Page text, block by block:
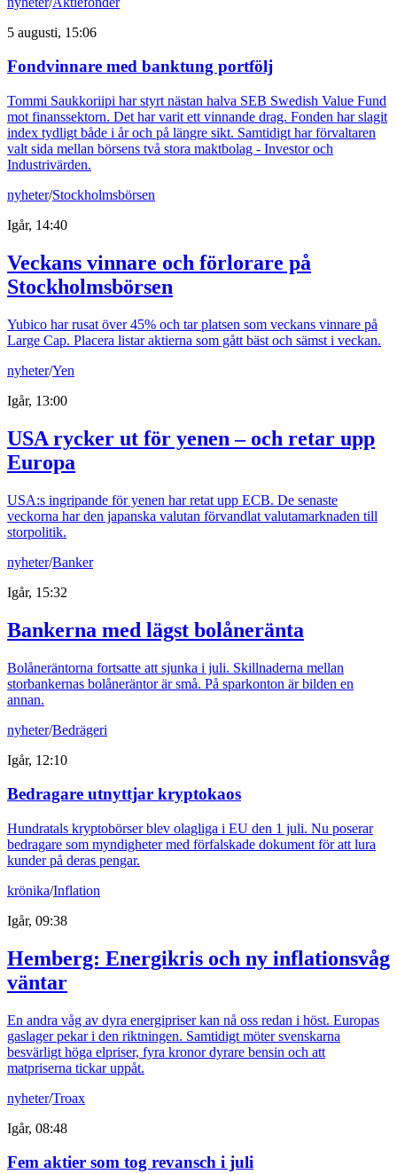
5 augusti, 15:06
Fondvinnare med banktung portfölj
Tommi Saukkoriipi har styrt nästan halva SEB Swedish Value Fund
mot finanssektorn. Det har varit ett vinnande drag. Fonden har slagit
index tydligt både i år och på längre sikt. Samtidigt har förvaltaren
valt sida mellan börsens två stora maktbolag - Investor och
Industrivärden.
nyheter/Stockholmsbörsen
Igår, 14:40
Veckans vinnare och förlorare på
Stockholmsbörsen
Yubico har rusat över 45% och tar platsen som veckans vinnare på
Large Cap. Placera listar aktierna som gått bäst och sämst i veckan.
nyheter/Yen
Igår, 13:00
USA rycker ut för yenen – och retar upp
Europa
USA:s ingripande för yenen har retat upp ECB. De senaste
veckorna har den japanska valutan förvandlat valutamarknaden till
storpolitik.
nyheter/Banker
Igår, 15:32
Bankerna med lägst bolåneränta
Bolåneräntorna fortsatte att sjunka i juli. Skillnaderna mellan
storbankernas bolåneräntor är små. På sparkonton är bilden en
annan.
nyheter/Bedrägeri
Igår, 12:10
Bedragare utnyttjar kryptokaos
Hundratals kryptobörser blev olagliga i EU den 1 juli. Nu poserar
bedragare som myndigheter med förfalskade dokument för att lura
kunder på deras pengar.
krönika/Inflation
Igår, 09:38
Hemberg: Energikris och ny inflationsvåg
väntar
En andra våg av dyra energipriser kan nå oss redan i höst. Europas
gaslager pekar i den riktningen. Samtidigt möter svenskarna
besvärligt höga elpriser, fyra kronor dyrare bensin och att
matpriserna tickar uppåt.
nyheter/Troax
Igår, 08:48
Fem aktier som tog revansch i juli